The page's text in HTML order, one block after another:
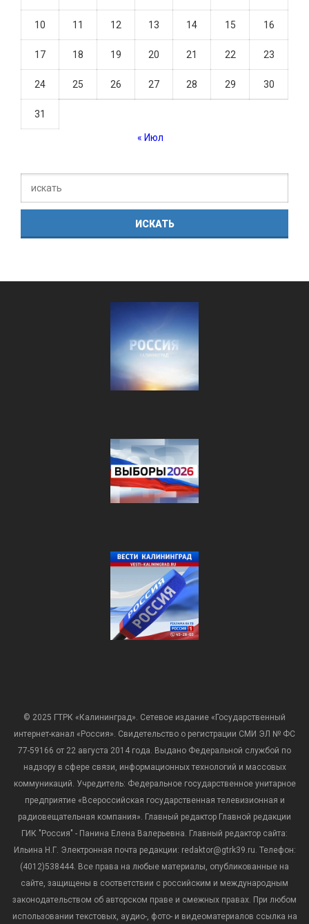
10 11 12 13 14 15 16
17 18 19 20 21 22 23
24 25 26 27 28 29 30
31
« Июл
© 2025 ГТРК «Калининград». Сетевое издание «Государственный
интернет-канал «Россия». Свидетельство о регистрации СМИ ЭЛ № ФС
77-59166 от 22 августа 2014 года. Выдано Федеральной службой по
надзору в сфере связи, информационных технологий и массовых
коммуникаций. Учредитель: Федеральное государственное унитарное
предприятие «Всероссийская государственная телевизионная и
радиовещательная компания». Главный редактор Главной редакции
ГИК "Россия" - Панина Елена Валерьевна. Главный редактор сайта:
Ильина Н.Г. Электронная почта редакции: redaktor@gtrk39.ru. Телефон:
(4012)538444. Все права на любые материалы, опубликованные на
сайте, защищены в соответствии с российским и международным
законодательством об авторском праве и смежных правах. При любом
использовании текстовых, аудио-, фото- и видеоматериалов ссылка на